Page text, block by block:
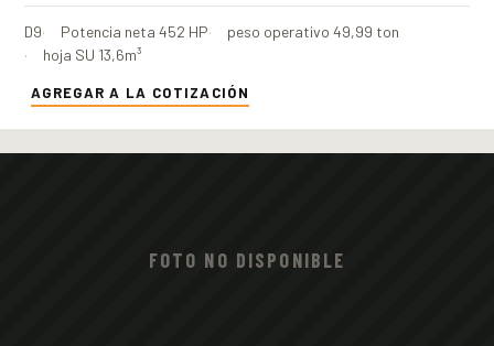
D9 Potencia neta 452 HP
peso operativo 49,99 ton
hoja SU 13,6m³
AGREGAR A LA COTIZACIÓN
FOTO NO DISPONIBLE